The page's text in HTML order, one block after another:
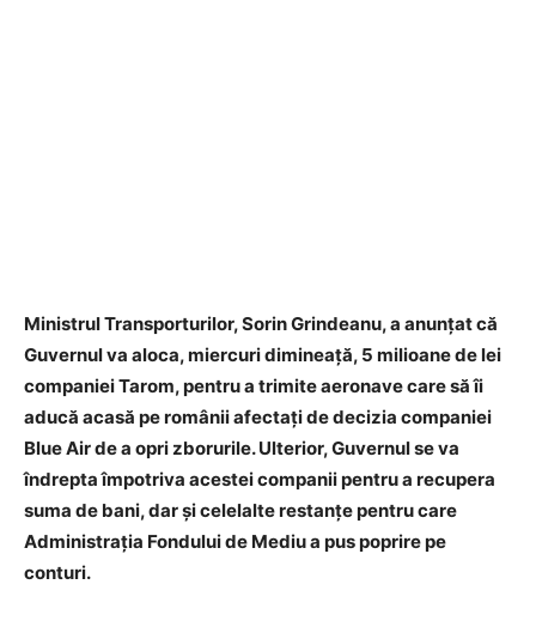
Ministrul Transporturilor, Sorin Grindeanu, a anunţat că
Guvernul va aloca, miercuri dimineaţă, 5 milioane de lei
companiei Tarom, pentru a trimite aeronave care să îi
aducă acasă pe românii afectaţi de decizia companiei
Blue Air de a opri zborurile. Ulterior, Guvernul se va
îndrepta împotriva acestei companii pentru a recupera
suma de bani, dar şi celelalte restanţe pentru care
Administraţia Fondului de Mediu a pus poprire pe
conturi.